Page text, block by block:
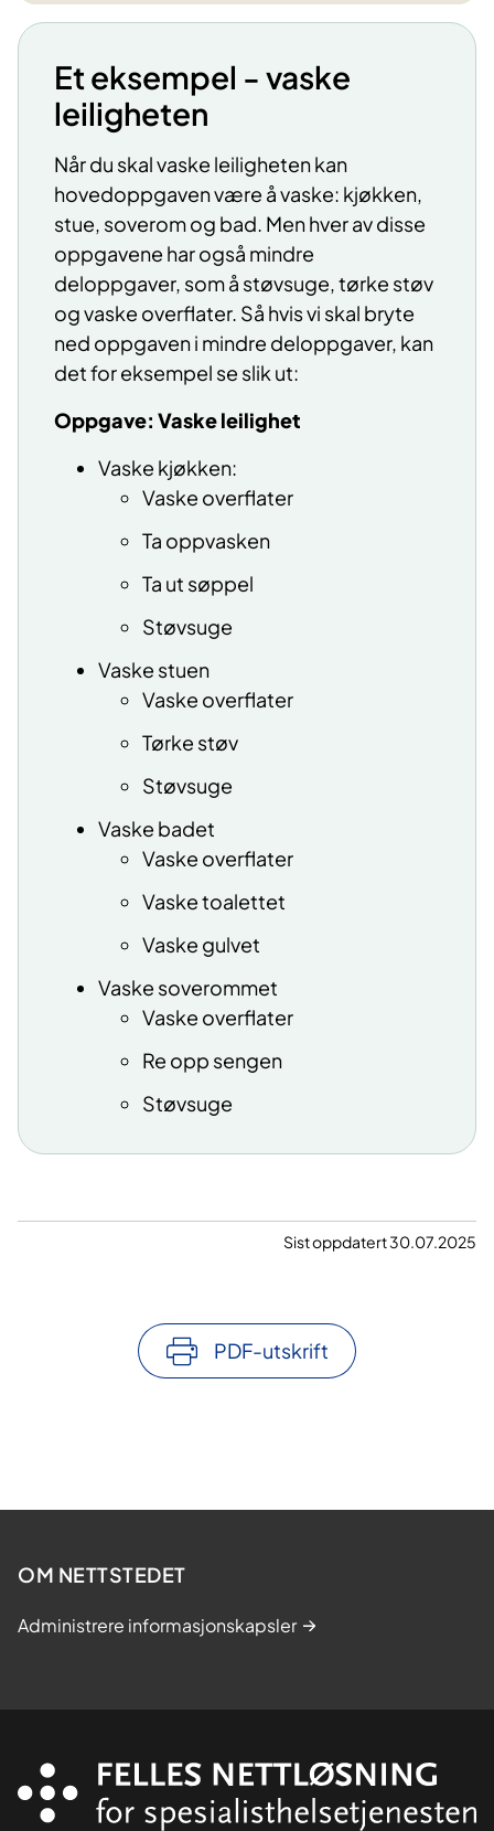
Et eksempel - vaske
leiligheten
Når du skal vaske leiligheten kan
hovedoppgaven være å vaske: kjøkken,
stue, soverom og bad. Men hver av disse
oppgavene har også mindre
deloppgaver, som å støvsuge, tørke støv
og vaske overflater. Så hvis vi skal bryte
ned oppgaven i mindre deloppgaver, kan
det for eksempel se slik ut:
Oppgave: Vaske leilighet
Vaske kjøkken:
Vaske overflater
Ta oppvasken
Ta ut søppel
Støvsuge
Vaske stuen
Vaske overflater
Tørke støv
Støvsuge
Vaske badet
Vaske overflater
Vaske toalettet
Vaske gulvet
Vaske soverommet
Vaske overflater
Re opp sengen
Støvsuge
Sist oppdatert 30.07.2025
PDF-utskrift
OM NETTSTEDET
Administrere informasjonskapsler